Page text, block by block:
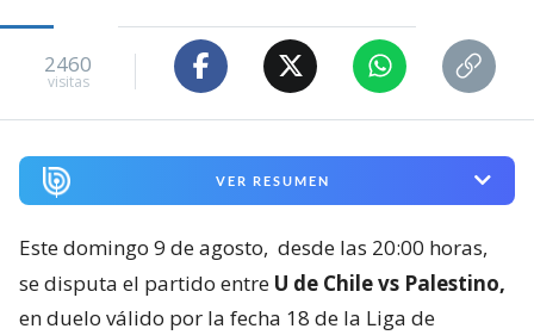
2460
visitas
VER RESUMEN
Este domingo 9 de agosto, desde las 20:00 horas,
se disputa el partido entre U de Chile vs Palestino,
en duelo válido por la fecha 18 de la Liga de